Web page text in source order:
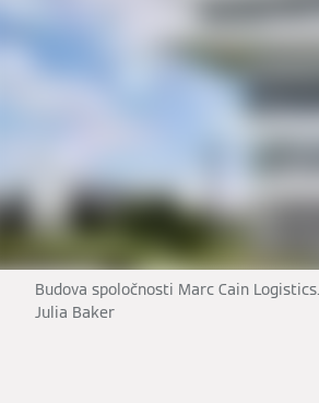
Budova spoločnosti Marc Cain
Julia Baker